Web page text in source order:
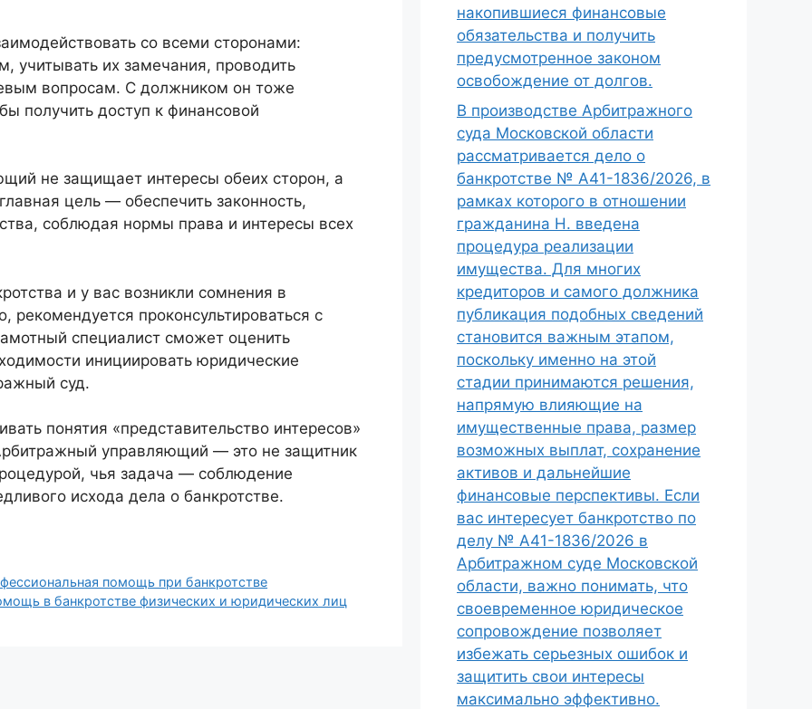
со всеми сторонами:
учитывать их замечания, проводить
вопросам. С должником он тоже
получить доступ к финансовой
не защищает интересы обеих сторон, а
цель — обеспечить законность,
соблюдая нормы права и интересы всех
и у вас возникли сомнения в
проконсультироваться с
специалист сможет оценить
инициировать юридические
суд.
понятия «представительство интересов»
управляющий — это не защитник
чья задача — соблюдение
исхода дела о банкротстве.
помощь при банкротстве
в банкротстве физических и юридических лиц
накопившиеся финансовые
обязательства и получить
предусмотренное законом
освобождение от долгов.
В производстве Арбитражного
суда Московской области
рассматривается дело о
банкротстве № А41-1836/2026, в
рамках которого в отношении
гражданина Н. введена
процедура реализации
имущества. Для многих
кредиторов и самого должника
публикация подобных сведений
становится важным этапом,
поскольку именно на этой
стадии принимаются решения,
напрямую влияющие на
имущественные права, размер
возможных выплат, сохранение
активов и дальнейшие
финансовые перспективы. Если
вас интересует банкротство по
делу № А41-1836/2026 в
Арбитражном суде Московской
области, важно понимать, что
своевременное юридическое
сопровождение позволяет
избежать серьезных ошибок и
защитить свои интересы
максимально эффективно.